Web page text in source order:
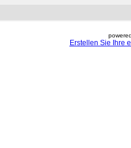
Erstellen Sie Ihre